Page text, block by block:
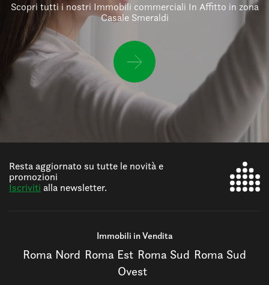
Scopri tutti i nostri Immobili commerciali In Affitto in zona
Casale Smeraldi
Resta aggiornato su tutte le novità e
promozioni
Iscriviti alla newsletter.
Immobili in Vendita
Roma Nord Roma Est Roma Sud Roma Sud
Ovest